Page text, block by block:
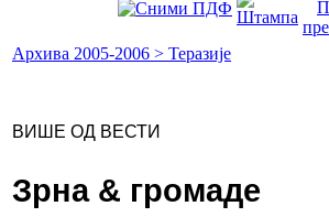
Архива 2005-2006 > Теразије
ВИШЕ ОД ВЕСТИ
Зрна & громаде